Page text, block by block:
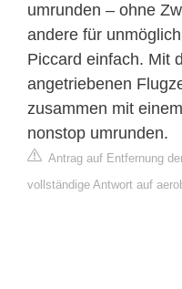
umrunden – ohne
andere für
Piccard einfach. Mit
angetriebenen
zusammen mit
nonstop umrunden.
Antrag auf Entfernung
vollständige Antwort auf